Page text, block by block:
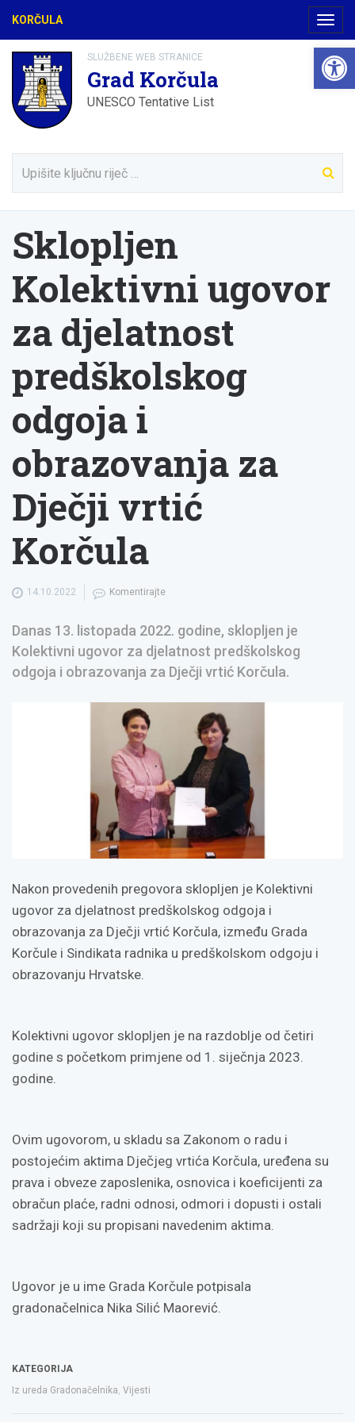
KORČULA
SLUŽBENE WEB STRANICE
Grad Korčula
UNESCO Tentative List
Sklopljen
Kolektivni ugovor
za djelatnost
predškolskog
odgoja i
obrazovanja za
Dječji vrtić
Korčula
14.10.2022 Komentirajte
Danas 13. listopada 2022. godine, sklopljen je
Kolektivni ugovor za djelatnost predškolskog
odgoja i obrazovanja za Dječji vrtić Korčula.
Nakon provedenih pregovora sklopljen je Kolektivni
ugovor za djelatnost predškolskog odgoja i
obrazovanja za Dječji vrtić Korčula, između Grada
Korčule i Sindikata radnika u predškolskom odgoju i
obrazovanju Hrvatske.
Kolektivni ugovor sklopljen je na razdoblje od četiri
godine s početkom primjene od 1. siječnja 2023.
godine.
Ovim ugovorom, u skladu sa Zakonom o radu i
postojećim aktima Dječjeg vrtića Korčula, uređena su
prava i obveze zaposlenika, osnovica i koeficijenti za
obračun plaće, radni odnosi, odmori i dopusti i ostali
sadržaji koji su propisani navedenim aktima.
Ugovor je u ime Grada Korčule potpisala
gradonačelnica Nika Silić Maorević.
KATEGORIJA
Iz ureda Gradonačelnika, Vijesti